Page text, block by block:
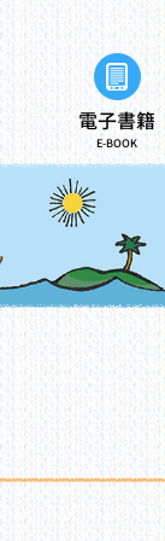
電子書籍
E-BOOK